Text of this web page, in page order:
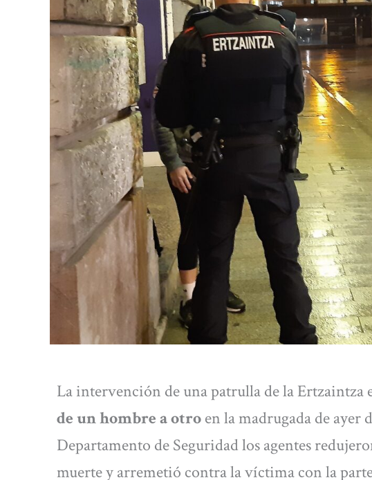
La intervención de una patrulla de la Ertzaintza
de un hombre a otroen la madrugada de ayer
Departamento de Seguridad los agentes
muerte y arremetió contra la víctima con la